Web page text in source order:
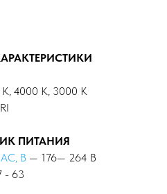
4000 К, 3000 К
ПИТАНИЯ
АС, В — 176— 264 В
- 63